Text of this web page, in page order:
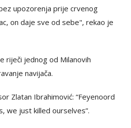
upozorenja prije crvenog
on daje sve od sebe", rekao je
riječi jednog od Milanovih
navijača.
Zlatan Ibrahimović: “Feyenoord
we just killed ourselves”.